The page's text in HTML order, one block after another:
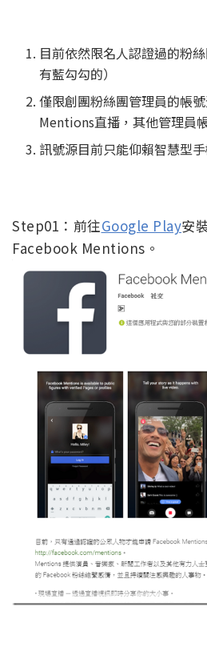
目前依然限名人認證過的粉
有藍勾勾的）
僅限創團粉絲團管理員的帳
Mentions直播，其他管理員
訊號源目前只能仰賴智慧型
Step01：前往Google Play安
Facebook Mentions。